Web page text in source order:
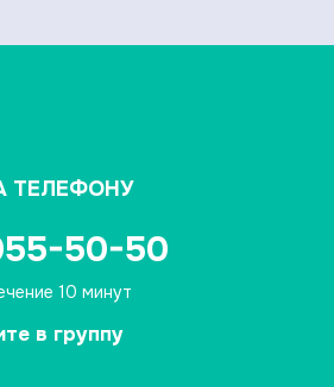
ТЕЛЕФОНУ
50-50
10 минут
в группу